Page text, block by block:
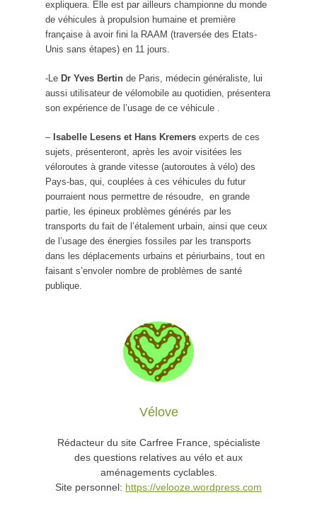
expliquera. Elle est par ailleurs championne du monde
de véhicules à propulsion humaine et première
française à avoir fini la RAAM (traversée des Etats-
Unis sans étapes) en 11 jours.
-Le Dr Yves Bertin de Paris, médecin généraliste, lui
aussi utilisateur de vélomobile au quotidien, présentera
son expérience de l’usage de ce véhicule .
– Isabelle Lesens et Hans Kremers experts de ces
sujets, présenteront, après les avoir visitées les
véloroutes à grande vitesse (autoroutes à vélo) des
Pays-bas, qui, couplées à ces véhicules du futur
pourraient nous permettre de résoudre, en grande
partie, les épineux problèmes générés par les
transports du fait de l’étalement urbain, ainsi que ceux
de l’usage des énergies fossiles par les transports
dans les déplacements urbains et périurbains, tout en
faisant s’envoler nombre de problèmes de santé
publique.
Vélove
Rédacteur du site Carfree France, spécialiste
des questions relatives au vélo et aux
aménagements cyclables.
Site personnel: https://velooze.wordpress.com